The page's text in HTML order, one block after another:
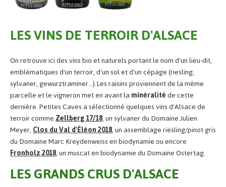
LES VINS DE TERROIR D'ALSACE
On retrouve ici des vins bio et naturels portant le nom d'un lieu-dit,
emblématiques d'un terroir, d'un sol et d'un cépage (riesling,
sylvaner, gewurztraminer...).Les raisins proviennent de la même
parcelle et le vigneron met en avant laminéralitéde cette
dernière. Petites Caves a sélectionné quelques vins d'Alsace de
terroir commeZellberg 17/18, un sylvaner du Domaine Julien
Meyer,Clos du Val d'Éléon 2018, un assemblage riesling/pinot gris
du Domaine Marc Kreydenweiss en biodynamie ou encore
Fronholz 2018, un muscat en biodynamie du Domaine Ostertag.
LES GRANDS CRUS D'ALSACE